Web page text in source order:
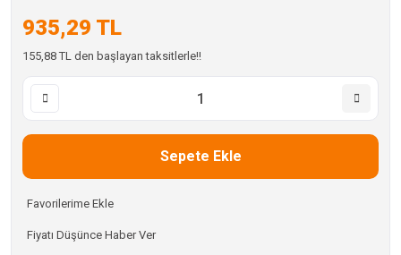
935,29 TL
155,88 TL den başlayan taksitlerle!!
Sepete Ekle
Fiyatı Düşünce Haber Ver